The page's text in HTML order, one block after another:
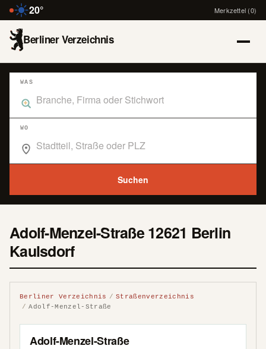
20° Merkzettel (0)
Berliner Verzeichnis
WAS
Was suchst du im Branchenbuch Berlin?
WO
Suchen
Adolf-Menzel-Straße 12621 Berlin
Kaulsdorf
Berliner Verzeichnis
Straßenverzeichnis
Adolf-Menzel-Straße
Adolf-Menzel-Straße